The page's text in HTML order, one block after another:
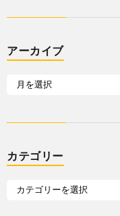
アーカイブ
カテゴリー